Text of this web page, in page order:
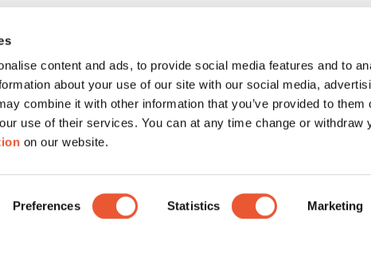
content and ads, to provide social media features and to
about your use of our site with our social media,
combine it with other information that you’ve provided to them
use of their services. You can at any time change or withdraw
on our website.
Preferences Statistics Marketing